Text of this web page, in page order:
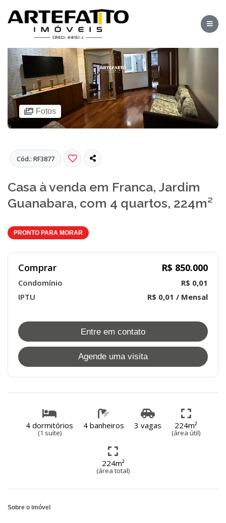
Fotos
Cód.: RF3877
Casa à venda em Franca, Jardim
Guanabara, com 4 quartos, 224m²
PRONTO PARA MORAR
Comprar R$ 850.000
Condomínio
R$ 0,01
IPTU
R$ 0,01 / Mensal
Entre em contato
Agende uma visita
4 dormitórios
(1 suíte)
4 banheiros 3 vagas 224m²
(área útil)
224m²
(área total)
Sobre o imóvel